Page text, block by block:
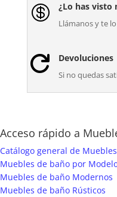
 ¿Lo has visto
Llámanos y te
 Devoluciones
Si no quedas
Acceso rápido a
Catálogo general de
Muebles de baño por
Muebles de baño Modernos
Muebles de baño Rústicos